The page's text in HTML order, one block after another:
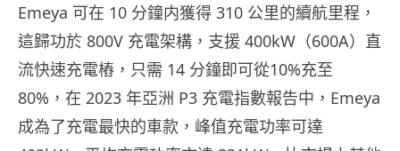
Emeya 可在 10 分鐘内獲得 310 公里的續航里程，
這歸功於 800V 充電架構，支援 400kW（600A）直
流快速充電樁，只需 14 分鐘即可從10%充至
80%，在 2023 年亞洲 P3 充電指數報告中，Emeya
成為了充電最快的車款，峰值充電功率可達